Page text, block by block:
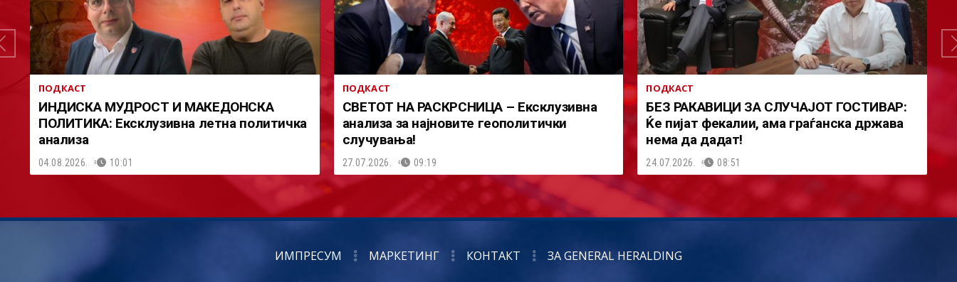
ПОДКАСТ
ИНДИСКА МУДРОСТ И МАКЕДОНСКА
ПОЛИТИКА: Ексклузивна летна политичка
анализа
04.08.2026. 10:01
ПОДКАСТ
СВЕТОТ НА РАСКРСНИЦА – Ексклузивна
анализа за најновите геополитички
случувања!
27.07.2026. 09:19
ПОДКАСТ
БЕЗ РАКАВИЦИ ЗА СЛУЧАЈОТ ГОСТИВАР:
Ќе пијат фекалии, ама граѓанска држава
нема да дадат!
24.07.2026. 08:51
ИМПРЕСУМ МАРКЕТИНГ КОНТАКТ ЗА GENERAL HERALDING